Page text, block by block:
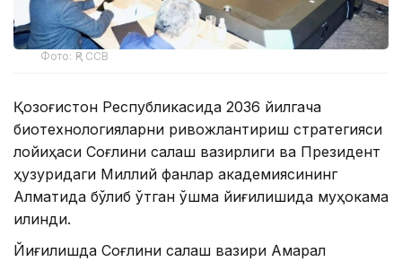
Фото: ҚР ССВ
Қозоғистон Республикасида 2036 йилгача
биотехнологияларни ривожлантириш стратегияси
лойиҳаси Соғлиқни сақлаш вазирлиги ва Президент
ҳузуридаги Миллий фанлар академиясининг
Алматида бўлиб ўтган қўшма йиғилишида муҳокама
қилинди.
Йиғилишда Соғлиқни сақлаш вазири Ақмарал